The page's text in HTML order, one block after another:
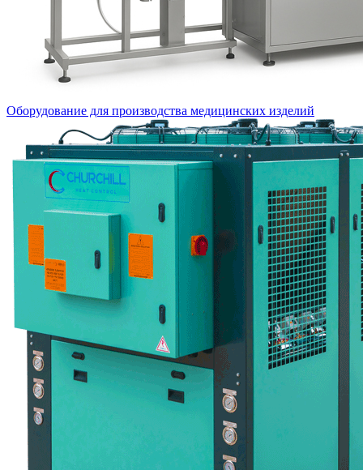
Оборудование для производства медицинских изделий